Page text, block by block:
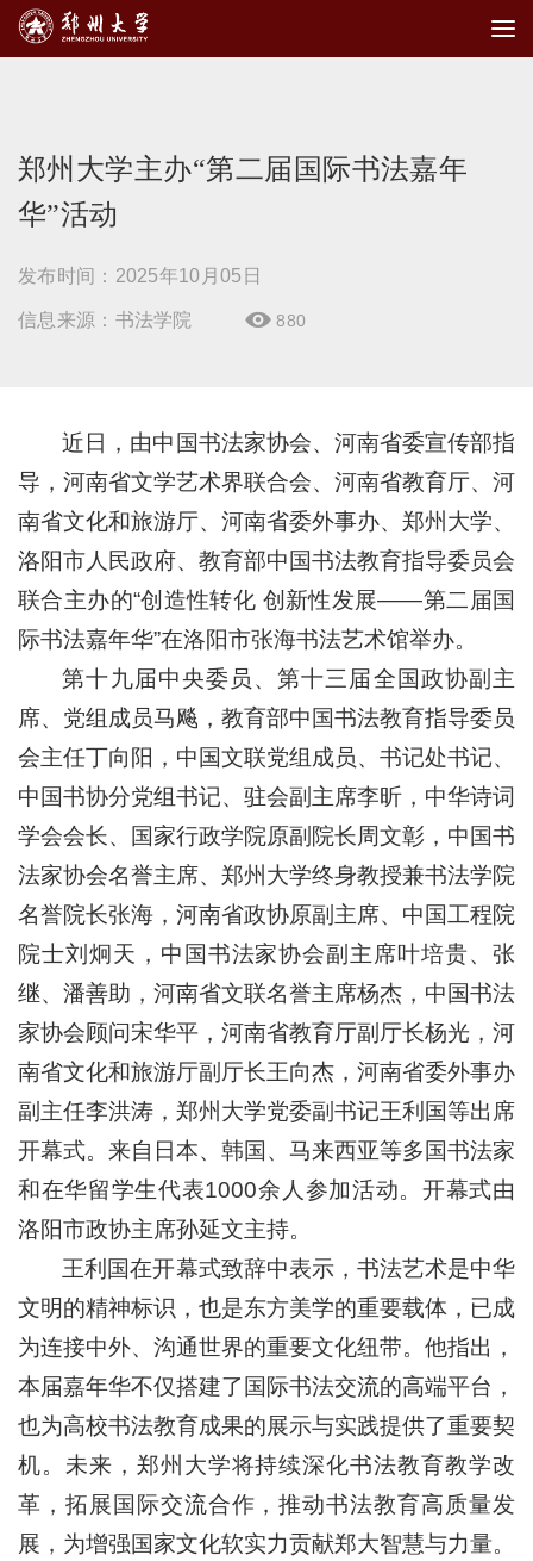
郑州大学主办“第二届国际书法嘉年
华”活动
发布时间：2025年10月05日
信息来源：书法学院  880
近日，由中国书法家协会、河南省委宣传部指
导，河南省文学艺术界联合会、河南省教育厅、河
南省文化和旅游厅、河南省委外事办、郑州大学、
洛阳市人民政府、教育部中国书法教育指导委员会
联合主办的“创造性转化 创新性发展——第二届国
际书法嘉年华”在洛阳市张海书法艺术馆举办。
第十九届中央委员、第十三届全国政协副主
席、党组成员马飚，教育部中国书法教育指导委员
会主任丁向阳，中国文联党组成员、书记处书记、
中国书协分党组书记、驻会副主席李昕，中华诗词
学会会长、国家行政学院原副院长周文彰，中国书
法家协会名誉主席、郑州大学终身教授兼书法学院
名誉院长张海，河南省政协原副主席、中国工程院
院士刘炯天，中国书法家协会副主席叶培贵、张
继、潘善助，河南省文联名誉主席杨杰，中国书法
家协会顾问宋华平，河南省教育厅副厅长杨光，河
南省文化和旅游厅副厅长王向杰，河南省委外事办
副主任李洪涛，郑州大学党委副书记王利国等出席
开幕式。来自日本、韩国、马来西亚等多国书法家
和在华留学生代表1000余人参加活动。开幕式由
洛阳市政协主席孙延文主持。
王利国在开幕式致辞中表示，书法艺术是中华
文明的精神标识，也是东方美学的重要载体，已成
为连接中外、沟通世界的重要文化纽带。他指出，
本届嘉年华不仅搭建了国际书法交流的高端平台，
也为高校书法教育成果的展示与实践提供了重要契
机。未来，郑州大学将持续深化书法教育教学改
革，拓展国际交流合作，推动书法教育高质量发
展，为增强国家文化软实力贡献郑大智慧与力量。